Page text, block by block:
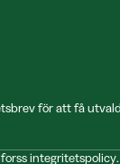
för att få
integritetspolicy.